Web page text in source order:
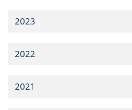
2023
2022
2021